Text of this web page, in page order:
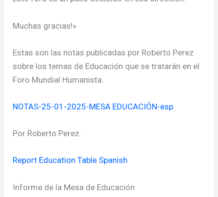
Muchas gracias!»
Estas son las notas publicadas por Roberto Perez
sobre los temas de Educación que se tratarán en el
Foro Mundial Humanista.
NOTAS-25-01-2025-MESA EDUCACIÓN-esp
Por Roberto Perez.
Report Education Table Spanish
Informe de la Mesa de Educación